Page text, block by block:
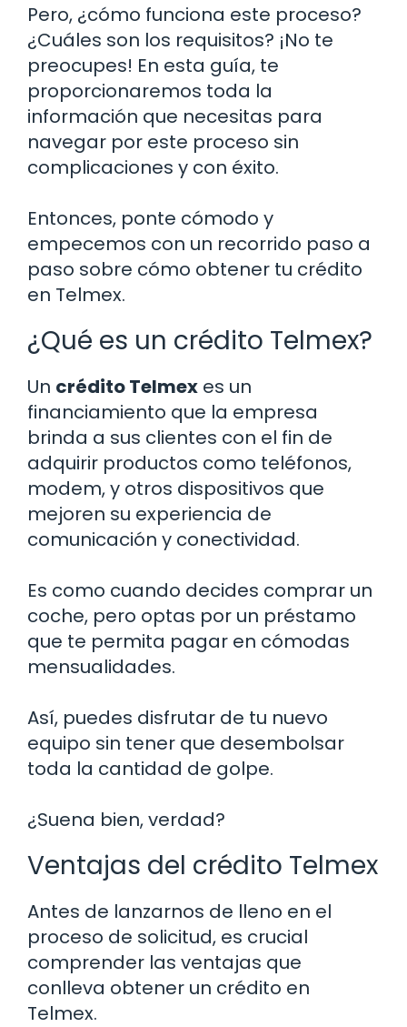
Pero, ¿cómo funciona este proceso?
¿Cuáles son los requisitos? ¡No te
preocupes! En esta guía, te
proporcionaremos toda la
información que necesitas para
navegar por este proceso sin
complicaciones y con éxito.
Entonces, ponte cómodo y
empecemos con un recorrido paso a
paso sobre cómo obtener tu crédito
en Telmex.
¿Qué es un crédito Telmex?
Un crédito Telmex es un
financiamiento que la empresa
brinda a sus clientes con el fin de
adquirir productos como teléfonos,
modem, y otros dispositivos que
mejoren su experiencia de
comunicación y conectividad.
Es como cuando decides comprar un
coche, pero optas por un préstamo
que te permita pagar en cómodas
mensualidades.
Así, puedes disfrutar de tu nuevo
equipo sin tener que desembolsar
toda la cantidad de golpe.
¿Suena bien, verdad?
Ventajas del crédito Telmex
Antes de lanzarnos de lleno en el
proceso de solicitud, es crucial
comprender las ventajas que
conlleva obtener un crédito en
Telmex.